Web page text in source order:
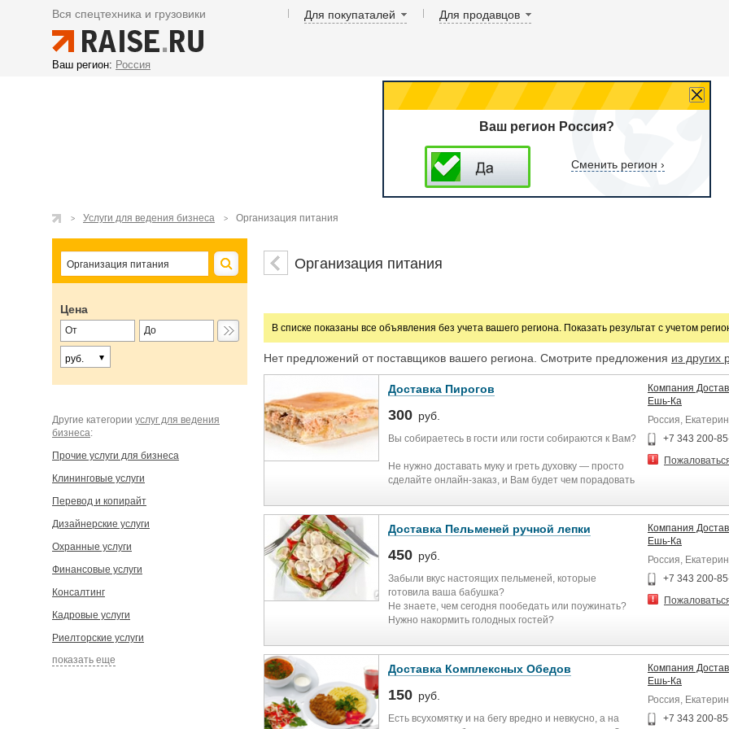
Вся спецтехника и грузовики Для покупаталей Для продавцов
Ваш регион: Россия
Ваш регион Россия?
Сменить регион ›
Услуги для ведения бизнеса Организация питания
Цена
руб.
Другие категории услуг для ведения
бизнеса:
Прочие услуги для бизнеса
Клининговые услуги
Перевод и копирайт
Дизайнерские услуги
Охранные услуги
Финансовые услуги
Консалтинг
Кадровые услуги
Риелторские услуги
показать еще
Организация питания
В списке показаны все объявления без учета вашего региона. Показать результат с учетом
Нет предложений от поставщиков вашего региона. Смотрите предложения из других
Доставка Пирогов
300 руб.
Вы собираетесь в гости или гости собираются к Вам?
Не нужно доставать муку и греть духовку — просто
сделайте онлайн-заказ, и Вам будет чем порадовать
Большой выбор самых разнообразных пирогов
хлопот! Мы делаем замечательно вкусные домашние
пироги и осуществляем их доставку во все районы.
Мы доставляем только свежие пироги, и никогда не
готовим впрок. Поэтому, мы рекомендуем делать
заказ заранее.
Наш сайт: www.esh-ka.com
Компания
Ешь-Ка
Россия,
+7 343 200-
Доставка Пельменей ручной лепки
450 руб.
Забыли вкус настоящих пельменей, которые
готовила ваша бабушка?
Не знаете, чем сегодня пообедать или поужинать?
Нужно накормить голодных гостей?
Звоните и заказывайте Настоящие пельмени ручной
Это именно тот вкус, о котором вспоминаешь с
удовольствием! Оцените качество, рекомендуйте нас
друзьям и знакомым.
Пельмени из натуральных продуктов! Фарш
Компания
Ешь-Ка
Россия,
+7 343 200-
Доставка Комплексных Обедов
150 руб.
Есть всухомятку и на бегу вредно и невкусно, а на
Компания
Ешь-Ка
Россия,
+7 343 200-